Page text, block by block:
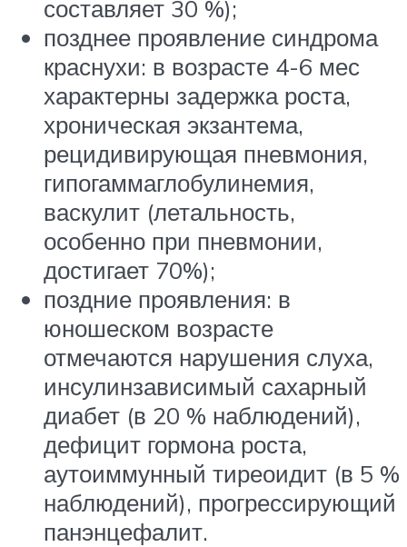
составляет 30 %);
позднее проявление синдрома
краснухи: в возрасте 4-6 мес
характерны задержка роста,
хроническая экзантема,
рецидивирующая пневмония,
гипогаммаглобулинемия,
васкулит (летальность,
особенно при пневмонии,
достигает 70%);
поздние проявления: в
юношеском возрасте
отмечаются нарушения слуха,
инсулинзависимый сахарный
диабет (в 20 % наблюдений),
дефицит гормона роста,
аутоиммунный тиреоидит (в 5 %
наблюдений), прогрессирующий
панэнцефалит.